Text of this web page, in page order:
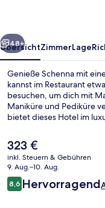
Weiter
48+
ÜbersichtZimmerLage
Genieße Schenna mit
kannst im Restaurant
besuchen, um dich mit
Maniküre und Pediküre
bietet dieses Hotel im
Der
aktuelle
Preis
beträgt
323 €.
323 €
inkl. Steuern & Gebühren
9. Aug.–10. Aug.
Bewertungen
8,68,6 von 10.
Hervorragend